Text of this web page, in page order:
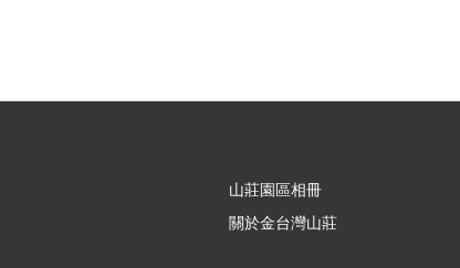
山莊園區相冊
關於金台灣山莊